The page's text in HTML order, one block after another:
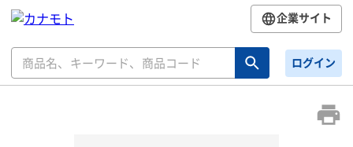
企業サイト
ログイン